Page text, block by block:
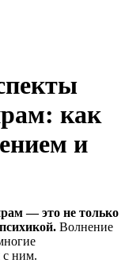
как
и
— это не только
Волнение
с ним.